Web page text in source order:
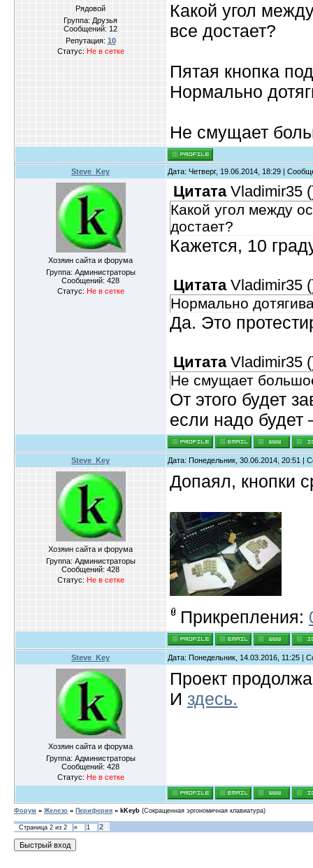
Рядовой
Группа: Друзья
Сообщений: 12
Репутация: 10
Статус: Не в сетке
Какой угол
все достает?
Пятая кнопка
Нормально
Не смущает
Steve_Key Дата: Четверг, 19.06.2014, 18:29 |
Хозяин сайта и форума
Группа: Администраторы
Сообщений: 428
Статус: Не в сетке
Цитата Vladimir35 (
Какой угол между
достает?
Кажется, 10
Цитата Vladimir35 (
Нормально
Да. Это
Цитата Vladimir35 (
Не смущает
От этого будет
если надо
Steve_Key Дата: Понедельник, 30.06.2014, 20:51 |
Хозяин сайта и форума
Группа: Администраторы
Сообщений: 428
Статус: Не в сетке
Допаял, кнопки
Прикрепления:
Steve_Key Дата: Понедельник, 14.03.2016, 11:25 |
Хозяин сайта и форума
Группа: Администраторы
Сообщений: 428
Статус: Не в сетке
Проект
И здесь.
Форум » Железо » Периферия » kKeyb (Сокращенная эргономичная клавиатура)
Страница 2 из 2 « 1 2